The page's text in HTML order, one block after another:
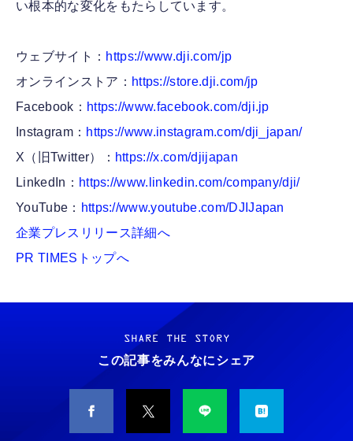
い根本的な変化をもたらしています。
ウェブサイト： https://www.dji.com/jp
オンラインストア： https://store.dji.com/jp
Facebook： https://www.facebook.com/dji.jp
Instagram： https://www.instagram.com/dji_japan/
X（旧Twitter）： https://x.com/djijapan
LinkedIn： https://www.linkedin.com/company/dji/
YouTube： https://www.youtube.com/DJIJapan
企業プレスリリース詳細へ
PR TIMESトップへ
SHARE THE STORY
この記事をみんなにシェア